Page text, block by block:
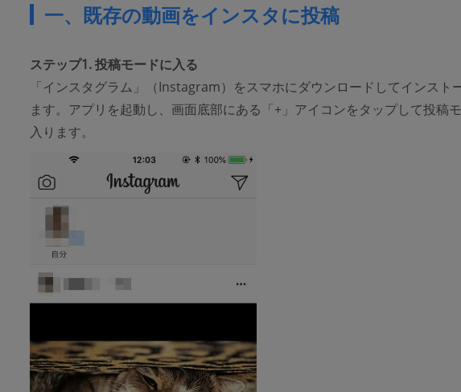
一、既存の動画をインスタに投稿
ステップ1. 投稿モードに入る
「インスタグラム」（Instagram）をスマホにダウンロードしてインスト
ます。アプリを起動し、画面底部にある「+」アイコンをタップして投稿
入ります。